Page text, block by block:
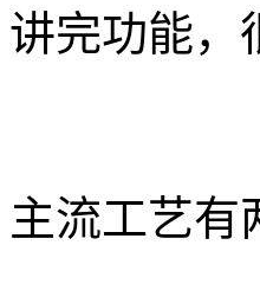
讲完功能，
主流工艺有